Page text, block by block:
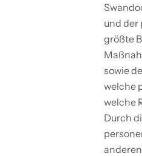
und der
größte
sowie
welche
welche
Durch